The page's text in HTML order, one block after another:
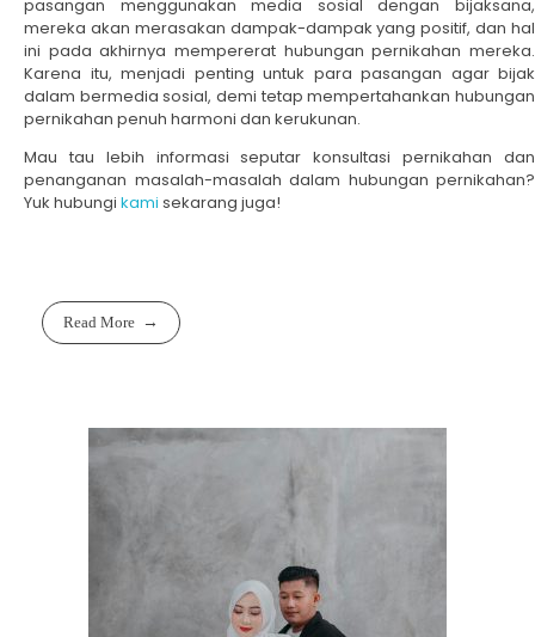
pasangan menggunakan media sosial dengan bijaksana,
mereka akan merasakan dampak-dampak yang positif, dan hal
ini pada akhirnya mempererat hubungan pernikahan mereka.
Karena itu, menjadi penting untuk para pasangan agar bijak
dalam bermedia sosial, demi tetap mempertahankan hubungan
pernikahan penuh harmoni dan kerukunan.
Mau tau lebih informasi seputar konsultasi pernikahan dan
penanganan masalah-masalah dalam hubungan pernikahan?
Yuk hubungi kami sekarang juga!
Read More